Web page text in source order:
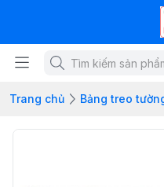
Trang chủ Bảng treo